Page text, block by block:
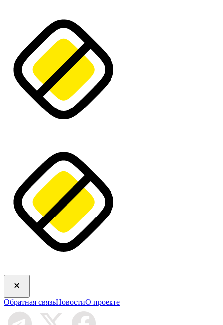
Обратная связьНовостиО проекте